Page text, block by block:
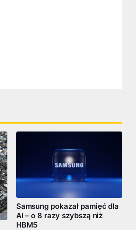
Samsung pokazał pamięć dla
AI – o 8 razy szybszą niż
HBM5